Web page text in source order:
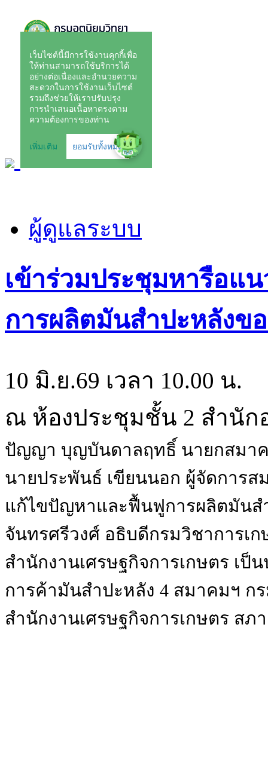
ผู้ดูแลระบบ
เข้าร่วมประชุมหารือแ
การผลิตมันสำปะหลังข
10 มิ.ย.69 เวลา 10.00 น.
ณ ห้องประชุมชั้น 2 สำนัก
ปัญญา บุญบันดาลฤทธิ์ นายกสมาค
นายประพันธ์ เขียนนอก ผู้จัดการ
แก้ไขปัญหาและฟื้นฟูการผลิตมันส
จันทรศรีวงศ์ อธิบดีกรมวิชาการเ
สำนักงานเศรษฐกิจการเกษตร เ
การค้ามันสำปะหลัง 4 สมาคมฯ ก
สำนักงานเศรษฐกิจการเกษตร สภ